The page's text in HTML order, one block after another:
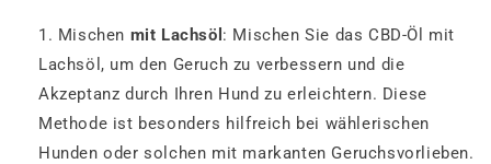
Mischen mit Lachsöl : Mischen Sie das CBD-Öl mit
Lachsöl, um den Geruch zu verbessern und die
Akzeptanz durch Ihren Hund zu erleichtern. Diese
Methode ist besonders hilfreich bei wählerischen
Hunden oder solchen mit markanten Geruchsvorlieben.